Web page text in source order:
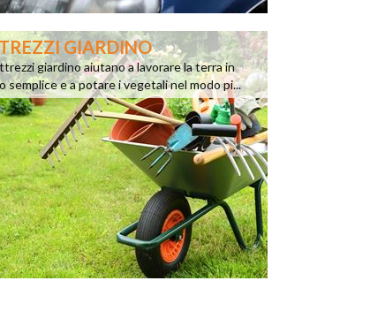
GIARDINO
giardino aiutano a lavorare la terra in
semplice e a potare i vegetali nel modo pi...